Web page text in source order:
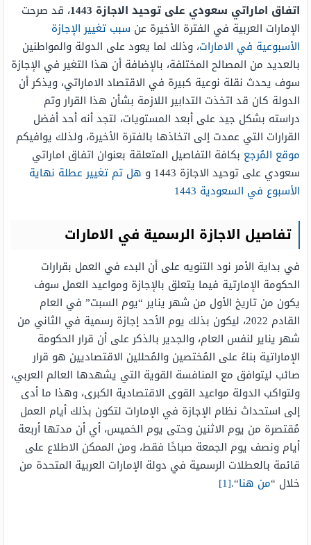
اتفاق اماراتي سعودي على توحيد الاجازة 1443
، قد صرحت
الإمارات العربية في الفترة الأخيرة عن سبب تغيير الإجازة
الأسبوعية في الامارات، وذلك لما يعود على الدولة والمواطنين
بالعديد من المصالح المختلفة، بالإضافة أن هذا التغير في الإجازة
سوف يحدث نقلة نوعية كبيرة في الاقتصاد الاماراتي، ويذكر أن
الدولة كان قد اتخذت التدابير اللازمة بشأن هذا القرار وتم
دراسته بشكل جيد على أبعد المستويات، لتجد أنه أحد أفضل
القرارات التي عمدت إلى اتخاذها بالفترة الأخيرة، ولذلك يوافيكم
موقع المُرجع بكافة التفاصيل المتعلقة بعنوان اتفاق اماراتي
سعودي على توحيد الاجازة 1443 و
هل تم تغيير عطلة نهاية
الأسبوع في السعودية 1443
تفاصيل الاجازة الرسمية في الامارات
في بداية الأمر نود التنويه على أن البدء في العمل بقرارات
الحكومة الإمارتية فيما يتعلق بالإجازة ومواعيد العمل سوف
يكون من تاريخ الأول من شهر يناير “يوم السبت” في العام
القادم 2022، ليكون بذلك يوم الأحد إجازة رسمية في الثاني من
شهر يناير لنفس العام، والجدير بالذكر على أن قرار الحكومة
الإماراتية بناءً على المُختصين والمُحللين الاقتصاديين هو قرار
صائب ليتوافق مع المنافسة القوية التي يشهدها العالم العربي،
ولتواكب الدولة مواعيد القوى الاقتصادية الكبرى، وهذا ما أدى
إلى استحداث نظام الإجازة في الإمارات لتكون بذلك أيام العمل
مُقتصرة من يوم الاثنين وحتى يوم الخميس، أي أن مدتها أربعة
أيام ونصف يوم الجمعة صباحًا فقط، ومن الممكن الاطلاع على
قائمة بالعطلات الرسمية في دولة الإمارات العربية المتحدة من
خلال “من هنا“.
[1]